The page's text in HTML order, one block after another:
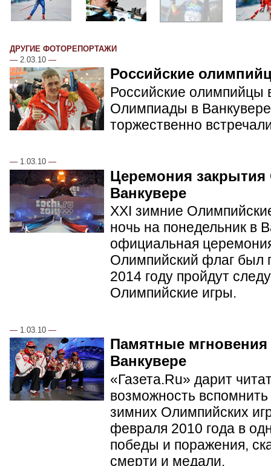
ДРУГИЕ ФОТОРЕПОРТАЖИ
— 2.03.10 —
Российские
Российские олимпийцы
Олимпиады в
торжественно
— 1.03.10 —
Церемония
Ванкувере
XXI зимние
ночь на понедельник в
официальная
Олимпийский флаг был
2014 году пройдут
Олимпийские игры.
— 1.03.10 —
Памятные
Ванкувере
«Газета.Ru» дарит
возможность
зимних Олимпийских
февраля 2010 года в
победы и поражения,
смерти и медали.